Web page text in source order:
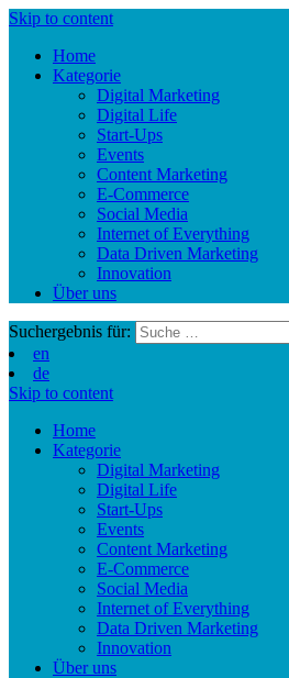
Skip to content
Home
Kategorie
Digital Marketing
Digital Life
Start-Ups
Events
Content Marketing
E-Commerce
Social Media
Internet of Everything
Data Driven Marketing
Innovation
Über uns
Suchergebnis für:
en
de
Skip to content
Home
Kategorie
Digital Marketing
Digital Life
Start-Ups
Events
Content Marketing
E-Commerce
Social Media
Internet of Everything
Data Driven Marketing
Innovation
Über uns